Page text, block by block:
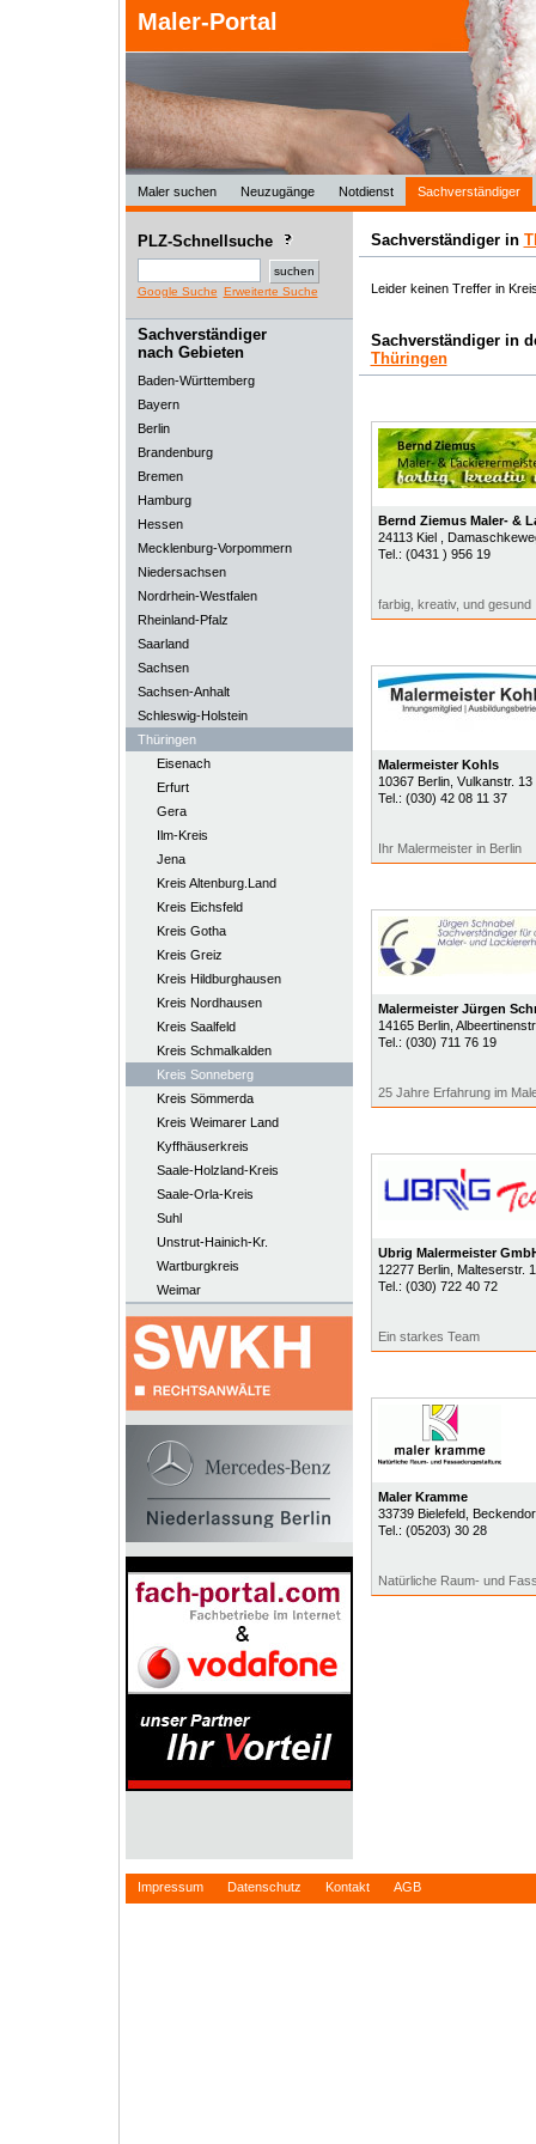
Maler-Portal
Maler suchen Neuzugänge Notdienst Sachverständiger
PLZ-Schnellsuche
Google Suche Erweiterte Suche
Sachverständiger
nach Gebieten
Baden-Württemberg
Bayern
Berlin
Brandenburg
Bremen
Hamburg
Hessen
Mecklenburg-Vorpommern
Niedersachsen
Nordrhein-Westfalen
Rheinland-Pfalz
Saarland
Sachsen
Sachsen-Anhalt
Schleswig-Holstein
Thüringen
Eisenach
Erfurt
Gera
Ilm-Kreis
Jena
Kreis Altenburg.Land
Kreis Eichsfeld
Kreis Gotha
Kreis Greiz
Kreis Hildburghausen
Kreis Nordhausen
Kreis Saalfeld
Kreis Schmalkalden
Kreis Sonneberg
Kreis Sömmerda
Kreis Weimarer Land
Kyffhäuserkreis
Saale-Holzland-Kreis
Saale-Orla-Kreis
Suhl
Unstrut-Hainich-Kr.
Wartburgkreis
Weimar
Sachverständiger in
Leider keinen Treffer in
Sachverständiger in
Thüringen
Bernd Ziemus Maler- &
24113 Kiel
,
Tel.: (0431 ) 956 19
farbig, kreativ, und gesund
Malermeister Kohls
10367 Berlin, Vulkanstr. 13
Tel.: (030) 42 08 11 37
Ihr Malermeister in Berlin
Malermeister Jürgen
14165 Berlin,
Tel.: (030) 711 76 19
25 Jahre Erfahrung im
Ubrig Malermeister
12277 Berlin, Malteserstr.
Tel.: (030) 722 40 72
Ein starkes Team
Maler Kramme
33739 Bielefeld,
Tel.: (05203) 30 28
Natürliche Raum- und
Impressum Datenschutz Kontakt AGB